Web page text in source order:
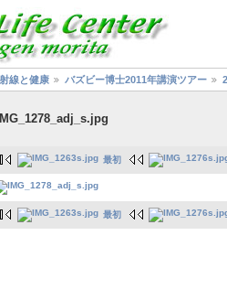
線と健康 バズビー博士2011年講演ツアー
IMG_1278_adj_s.jpg
最初
最初